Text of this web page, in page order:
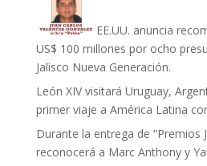
EE.UU. anuncia
US$ 100 millones por ocho
Jalisco Nueva Generación.
León XIV visitará Uruguay,
primer viaje a América Latina
Durante la entrega de “Premios
reconocerá a Marc Anthony y